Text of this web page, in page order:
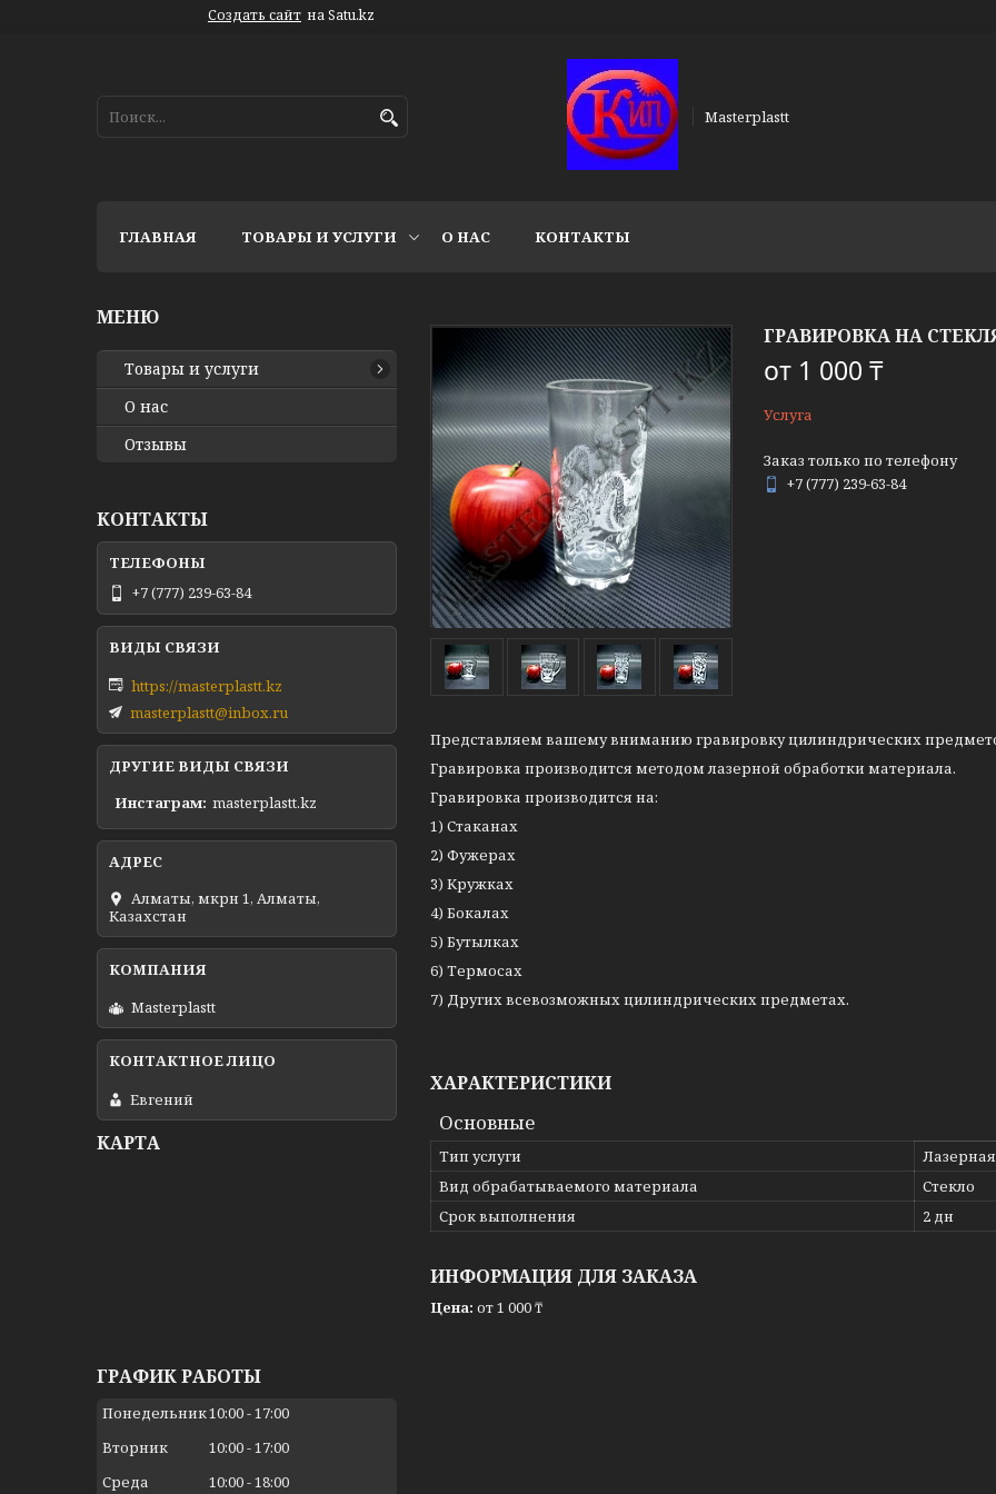
Создать сайт на Satu.kz
Masterplastt
ГЛАВНАЯ ТОВАРЫ И УСЛУГИ О НАС КОНТАКТЫ
ГРАВИРОВКА НА
от 1 000 ₸
Услуга
Заказ только по телефону
+7 (777) 239-63-84
Представляем вашему вниманию гравировку цилиндрических
Гравировка производится методом лазерной обработки материала.
Гравировка производится на:
1) Стаканах
2) Фужерах
3) Кружках
4) Бокалах
5) Бутылках
6) Термосах
7) Других всевозможных цилиндрических предметах.
ХАРАКТЕРИСТИКИ
Основные
Тип услуги
Вид обрабатываемого материала
Стекло
Срок выполнения
2 дн
ИНФОРМАЦИЯ ДЛЯ ЗАКАЗА
Цена: от 1 000 ₸
Товары и услуги
О нас
Отзывы
КОНТАКТЫ
+7 (777) 239-63-84
https://masterplastt.kz
masterplastt@inbox.ru
ДРУГИЕ ВИДЫ СВЯЗИ
Инстаграм masterplastt.kz
Алматы, мкрн 1, Алматы,
Казахстан
Masterplastt
Евгений
КАРТА
ГРАФИК РАБОТЫ
Понедельник10:00 17:00
Вторник
10:00 17:00
Среда
10:00 18:00